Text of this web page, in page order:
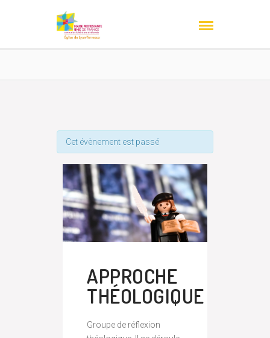
Cet évènement est passé
APPROCHE
THÉOLOGIQUE
Groupe de réflexion